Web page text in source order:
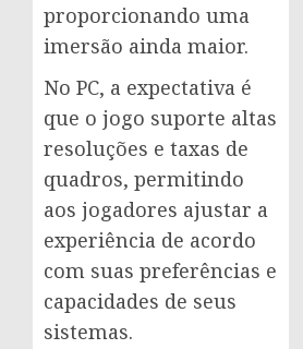
proporcionando uma
imersão ainda maior.
No PC, a expectativa é
que o jogo suporte altas
resoluções e taxas de
quadros, permitindo
aos jogadores ajustar a
experiência de acordo
com suas preferências e
capacidades de seus
sistemas.